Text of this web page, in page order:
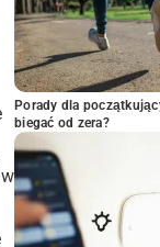
Porady dla
biegać od zera?